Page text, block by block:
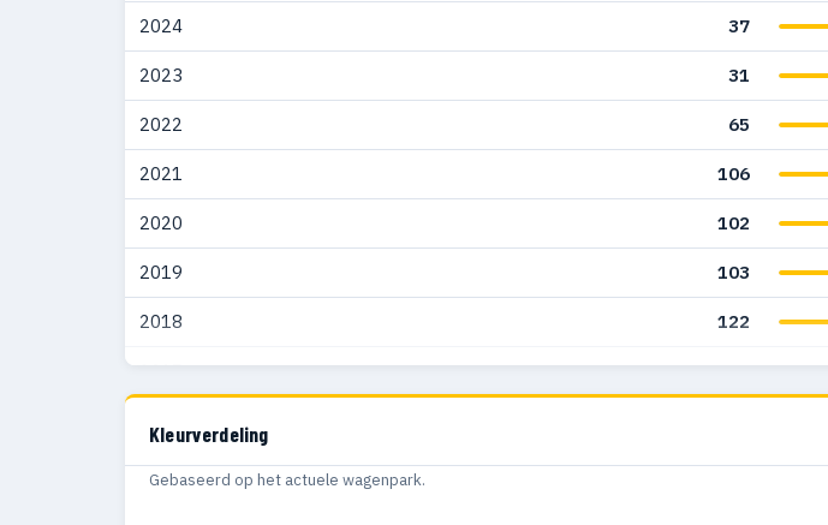
2003
2002
2001
2000
2024 37
2023 31
2022 65
2021 106
2020 102
2019 103
2018 122
2017 115
Kleurverdeling
Gebaseerd op het actuele wagenpark.